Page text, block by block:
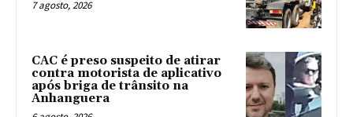
7 agosto, 2026
CAC é preso suspeito de atirar
contra motorista de aplicativo
após briga de trânsito na
Anhanguera